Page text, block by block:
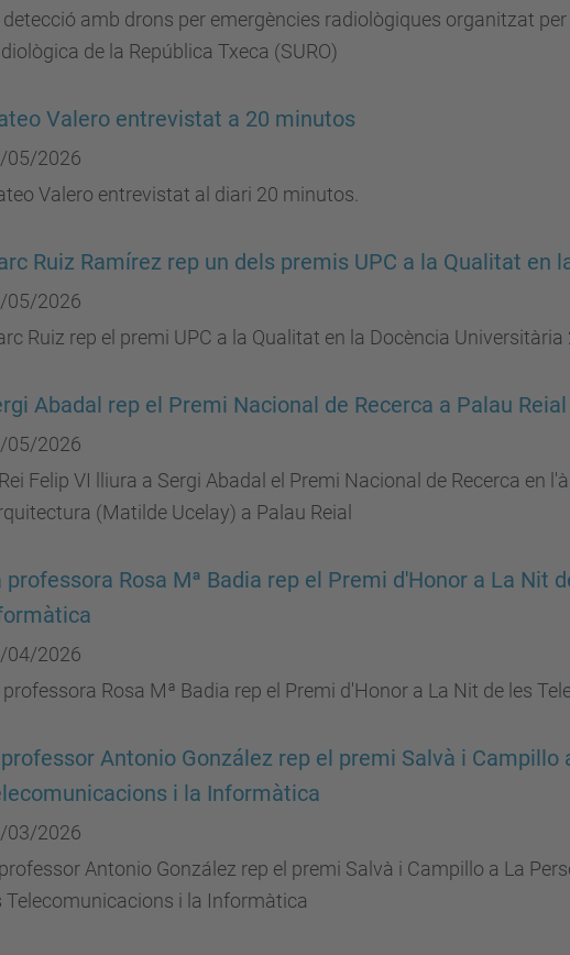
detecció amb drons per emergències radiològiques organitzat
de la República Txeca (SURO)
Valero entrevistat a 20 minutos
05/2026
Valero entrevistat al diari 20 minutos.
Ruiz Ramírez rep un dels premis UPC a la Qualitat en
05/2026
Ruiz rep el premi UPC a la Qualitat en la Docència
Abadal rep el Premi Nacional de Recerca a Palau Reial
05/2026
Felip VI lliura a Sergi Abadal el Premi Nacional de Recerca en
(Matilde Ucelay) a Palau Reial
professora Rosa Mª Badia rep el Premi d'Honor a La Nit
04/2026
professora Rosa Mª Badia rep el Premi d'Honor a La Nit de les
Antonio González rep el premi Salvà i Campillo
i la Informàtica
03/2026
Antonio González rep el premi Salvà i Campillo a La
Telecomunicacions i la Informàtica